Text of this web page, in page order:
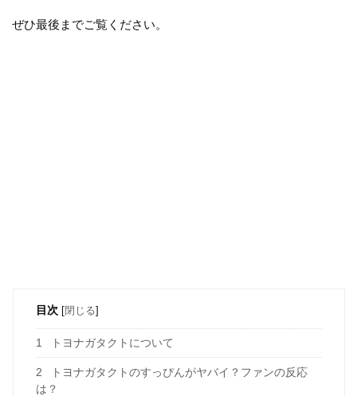
ぜひ最後までご覧ください。
目次 [閉じる]
1 トヨナガタクトについて
2
トヨナガタクトのすっぴんがヤバイ？ファンの反応
は？